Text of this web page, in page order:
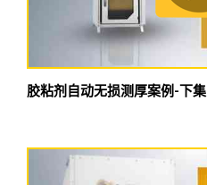
胶粘剂自动无损测厚案例-下集